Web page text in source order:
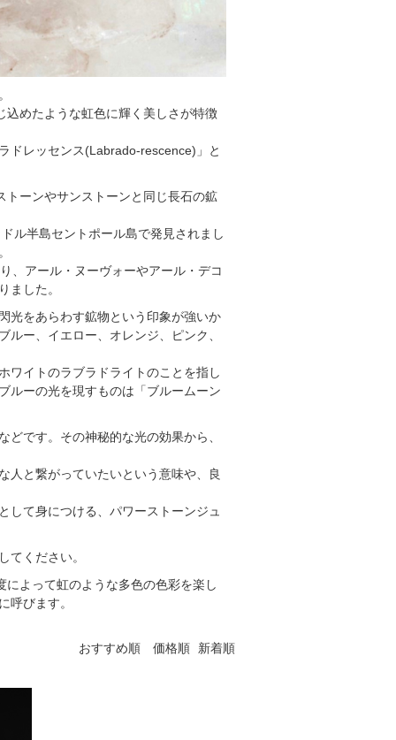
めたような虹色に輝く美しさが特徴
ドレッセンス(Labrado-rescence)」と
ーンやサンストーンと同じ長石の鉱
ル半島セントポール島で発見されまし
、アール・ヌーヴォーやアール・デコ
ました。
光をあらわす鉱物という印象が強いか
ー、イエロー、オレンジ、ピンク、
ワイトのラブラドライトのことを指し
ルーの光を現すものは「ブルームーン
です。その神秘的な光の効果から、
人と繋がっていたいという意味や、良
して身につける、パワーストーンジュ
てください。
よって虹のような多色の色彩を楽し
呼びます。
おすすめ順 価格順 新着順